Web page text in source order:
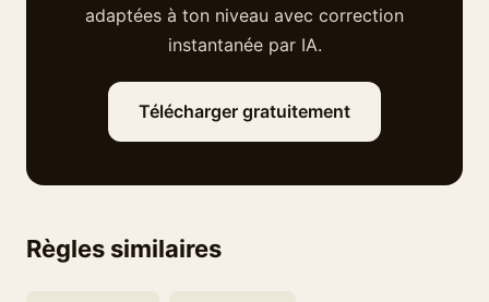
adaptées à ton niveau avec correction
instantanée par IA.
Télécharger gratuitement
Règles similaires